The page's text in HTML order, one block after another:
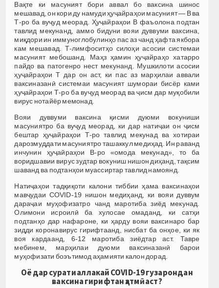
Вақте ки масуният бори аввал бо ваксина шинос
мешавад, он кори ду намуди ҳуҷайраҳои масуният — В ва
Т-ро ба вуҷуд меорад. Ҳуҷайраҳои В фаъолона подтан
тавлид мекунанд, аммо бидуни вояи дуввуми ваксина,
миқдори ин иммуноглобулинҳо пас аз чанд ҳафта якбора
кам мешавад. Т-лимфоситҳо силоҳи асосии системаи
масуният мебошанд. Маҳз ҳамин ҳуҷайраҳо хатарро
пайдо ва патогенро нест мекунанд. Мушкилоти асосии
ҳуҷайраҳои Т дар он аст, ки пас аз марҳилаи аввали
ваксиназанӣ системаи масуният шумораи бисёр ками
ҳуҷайраҳои Т-ро ба вуҷуд меорад ва ҷисм дар муқобили
вирус нотайёр мемонад.
Вояи дуввуми ваксина қисми дуюми вокуниши
масуниятро ба вуҷуд меорад, ки дар натиҷаи он ҷисм
бештар ҳуҷайраҳои Т-ро тавлид мекунад ва хотираи
дарозмуддати масуниятро ташаккул медиҳад. Ин раванд
инчунин ҳуҷайраҳои В-ро «омода мекунад», то ба
воридшавии вирус зудтар вокуниш нишон диҳанд, тақсим
шаванд ва подтанҳои муассиртар тавлид намоянд.
Натиҷаҳои тадқиқоти калони тиббии ҳама ваксинаҳои
мавҷудаи COVID-19 нишон медиҳанд, ки вояи дуввум
дараҷаи муҳофизатро чанд маротиба зиёд мекунад.
Олимони исроилӣ ба хулосае омаданд, ки сатҳи
подтанҳо дар нафароне, ки ҳарду вояи ваксинаро бар
зидди коронавирус гирифтаанд, нисбат ба онҳое, ки як
воя кардаанд, 6-12 маротиба зиёдтар аст. Тавре
мебинем, марҳилаи дуюми ваксиназанӣ барои
муҳофизати боэътимод аҳамияти калон дорад.
Оё дар сурати аллакайCOVID-19 гузарондан
ваксина гирифтан ҳатмӣ аст?